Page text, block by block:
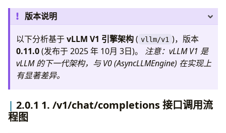
5. 指标梳理
1. System Status & Throughput (系统状
态与吞吐)
2. Request Performance & Stats (请求
性能与统计)
vLLM V1 核心类详解
版本说明
以下分析基于vLLM V1 引擎架构( vllm/v1 )，版本
0.11.0(发布于 2025 年 10月 3日)。 注意：vLLM V1 是
vLLM 的下一代架构，与 V0 (AsyncLLMEngine) 在实现上
有显著差异。
2.0.1 1. /v1/chat/completions 接口调用流
程图